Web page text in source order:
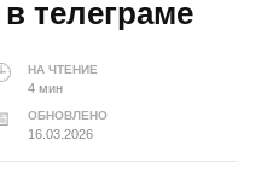
телеграме
НА ЧТЕНИЕ
4 мин
ОБНОВЛЕНО
16.03.2026